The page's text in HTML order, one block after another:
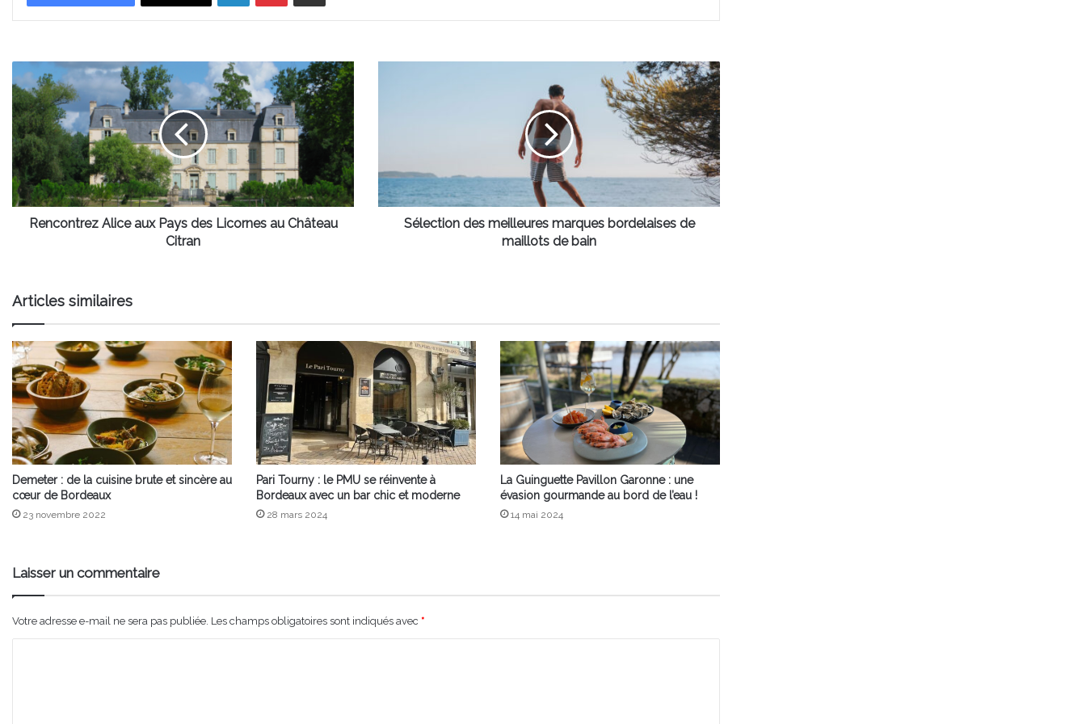
Rencontrez
Alice
aux
Pays
des
Licornes
au
Château
Citran
Rencontrez Alice aux Pays des Licornes au Château
Citran
maillots
de
bain
Sélection des meilleures marques bordelaises de
maillots de bain
Articles similaires
Demeter : de la cuisine brute et sincère au
cœur de Bordeaux
23 novembre 2022
Pari Tourny : le PMU se réinvente à
Bordeaux avec un bar chic et moderne
28 mars 2024
La Guinguette Pavillon Garonne : une
évasion gourmande au bord de l’eau !
14 mai 2024
Laisser un commentaire
Votre adresse e-mail ne sera pas publiée. Les champs obligatoires sont indiqués avec *